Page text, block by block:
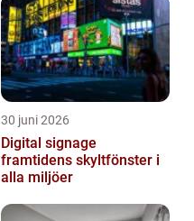
30 juni 2026
Digital signage
framtidens skyltfönster i
alla miljöer